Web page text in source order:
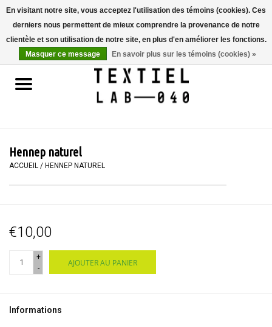
Accueil
LIVRES
PEINTURE
WORKSHOPS
SPECIALS
Hennep naturel
ACCUEIL / HENNEP NATUREL
€10,00
+
-
AJOUTER AU PANIER
Informations
En visitant notre site, vous acceptez l'utilisation des témoins (cookies). Ces
derniers nous permettent de mieux comprendre la provenance de notre
clientèle et son utilisation de notre site, en plus d'en améliorer les fonctions.
Masquer ce message
En savoir plus sur les témoins (cookies) »